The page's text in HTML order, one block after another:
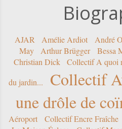
AJAR Amélie Ardiot André
May
Arthur Brügger Bessa
Christian Dick
Collectif A quoi
du jardin...
Collectif
une drôle de
Aéroport
Collectif Encre Fraîche